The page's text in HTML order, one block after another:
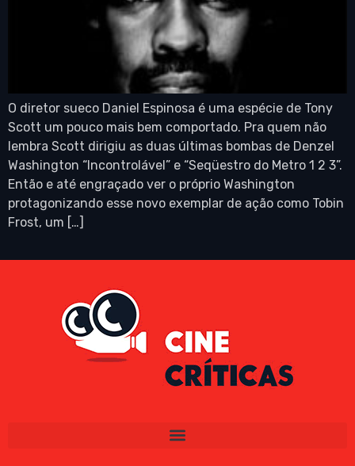
O diretor sueco Daniel Espinosa é uma espécie de Tony
Scott um pouco mais bem comportado. Pra quem não
lembra Scott dirigiu as duas últimas bombas de Denzel
Washington “Incontrolável” e “Seqüestro do Metro 1 2 3”.
Então e até engraçado ver o próprio Washington
protagonizando esse novo exemplar de ação como Tobin
Frost, um […]